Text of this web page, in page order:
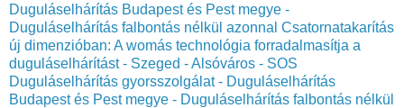
Duguláselhárítás Budapest és Pest megye -
Duguláselhárítás falbontás nélkül azonnal Csatornatakarítás
új dimenzióban: A womás technológia forradalmasítja a
duguláselhárítást - Szeged - Alsóváros - SOS
Duguláselhárítás gyorsszolgálat - Duguláselhárítás
Budapest és Pest megye - Duguláselhárítás falbontás nélkül